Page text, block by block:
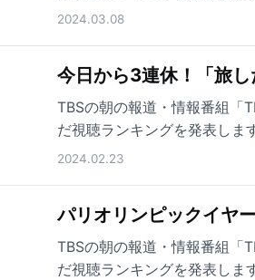
2024.03.08
今日から3連休！「旅
TBSの朝の報道・情報番組「
だ視聴ランキングを発表しま
2024.02.23
パリオリンピックイヤ
TBSの朝の報道・情報番組「
だ視聴ランキングを発表しま